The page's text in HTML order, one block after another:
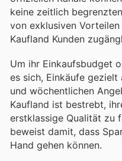
keine zeitlich
von exklusiven
Kaufland Kunden
Um ihr Einkaufsbudget
es sich, Einkäufe
und wöchentlichen
Kaufland ist bestrebt,
erstklassige Qualität zu
beweist damit, dass
Hand gehen können.